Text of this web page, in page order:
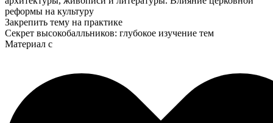
реформы на культуру
Закрепить тему на практике
Секрет высокобалльников: глубокое изучение тем
Материал с